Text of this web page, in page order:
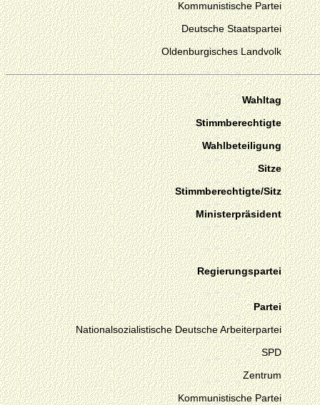
Kommunistische Partei
Deutsche Staatspartei
Oldenburgisches Landvolk
Wahltag
Stimmberechtigte
Wahlbeteiligung
Sitze
Stimmberechtigte/Sitz
Ministerpräsident
Regierungspartei
Partei
Nationalsozialistische Deutsche Arbeiterpartei
SPD
Zentrum
Kommunistische Partei